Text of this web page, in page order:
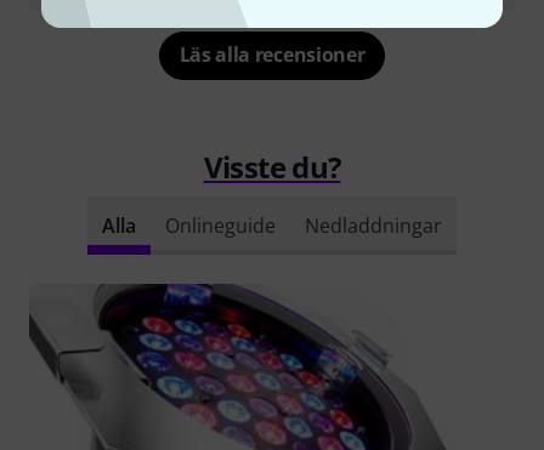
Läs alla recensioner
Visste du?
Alla Onlineguide Nedladdningar